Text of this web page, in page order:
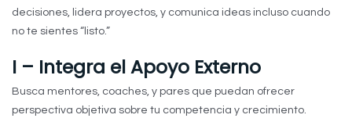
decisiones, lidera proyectos, y comunica ideas incluso cuando
no te sientes “listo.”
I – Integra el Apoyo Externo
Busca mentores, coaches, y pares que puedan ofrecer
perspectiva objetiva sobre tu competencia y crecimiento.